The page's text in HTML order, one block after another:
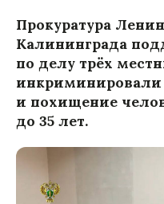
Прокуратура
Калининграда
по делу трёх
инкриминировали
и похищение
до 35 лет.